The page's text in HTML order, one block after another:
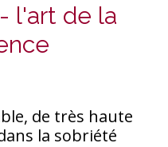
l'art de la
de très haute
la sobriété